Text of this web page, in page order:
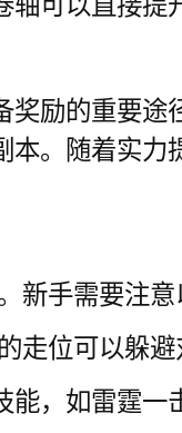
奖励的重要途
本。随着实力
新手需要注
走位可以躲
能，如雷霆一